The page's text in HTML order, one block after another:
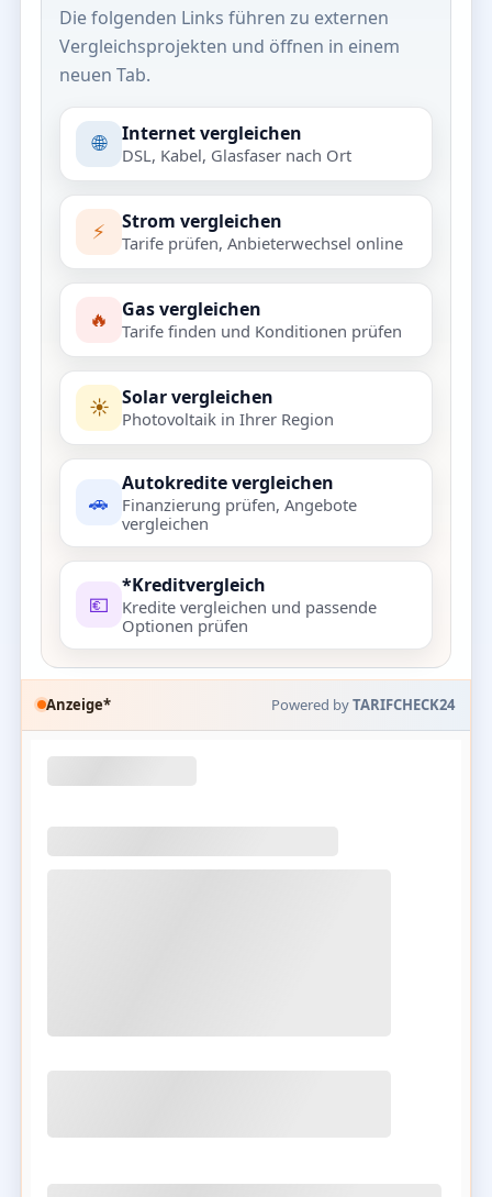
Die folgenden Links führen zu externen
Vergleichsprojekten und öffnen in einem
neuen Tab.
🌐 Internet vergleichen
DSL, Kabel, Glasfaser nach Ort
⚡ Strom vergleichen
Tarife prüfen, Anbieterwechsel online
🔥 Gas vergleichen
Tarife finden und Konditionen prüfen
☀️ Solar vergleichen
Photovoltaik in Ihrer Region
🚗
Autokredite vergleichen
Finanzierung prüfen, Angebote
vergleichen
💶
*Kreditvergleich
Kredite vergleichen und passende
Optionen prüfen
Anzeige* Powered byTARIFCHECK24